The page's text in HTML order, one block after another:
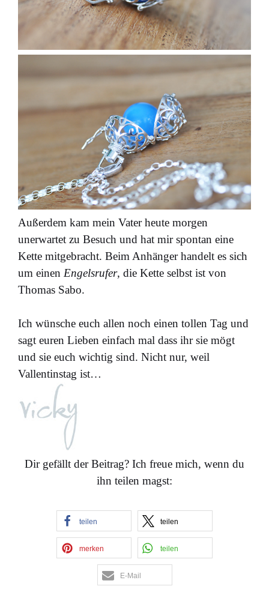
Außerdem kam mein Vater heute morgen
unerwartet zu Besuch und hat mir spontan eine
Kette mitgebracht. Beim Anhänger handelt es sich
um einen Engelsrufer, die Kette selbst ist von
Thomas Sabo.
Ich wünsche euch allen noch einen tollen Tag und
sagt euren Lieben einfach mal dass ihr sie mögt
und sie euch wichtig sind. Nicht nur, weil
Vallentinstag ist…
Dir gefällt der Beitrag? Ich freue mich, wenn du
ihn teilen magst:
teilen teilen
merken teilen
E-Mail